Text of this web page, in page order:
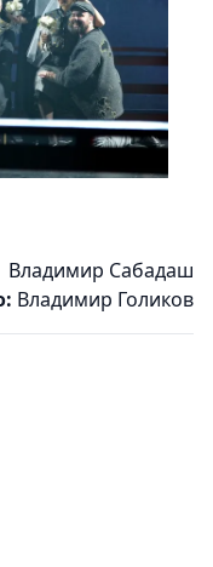
Владимир Сабадаш
Владимир Голиков